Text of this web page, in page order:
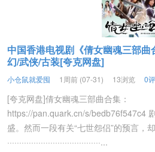
中国香港电视剧《倩女幽魂三部
幻/武侠/古装[夸克网盘]
小仓鼠就爱囤 1周前 (07-31) 13浏览 0
[夸克网盘]倩女幽魂三部曲合集：
https://pan.quark.cn/s/bedb76f547c4
盛。然而一段有关“七世怨侣”的预言，
·······································...